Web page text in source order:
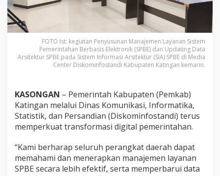
FOTO Ist: kegiatan Penyusunan Manajemen Layanan Sistem
Pemerintahan Berbasis Elektronik (SPBE) dan Updating Data
Arsitektur SPBE pada Sistem Informasi Arsitektur (SIA) SPBE di Media
Center Diskominfostandi Kabupaten Katingan kemarin.
KASONGAN – Pemerintah Kabupaten (Pemkab)
Katingan melalui Dinas Komunikasi, Informatika,
Statistik, dan Persandian (Diskominfostandi) terus
memperkuat transformasi digital pemerintahan.
“Kami berharap seluruh perangkat daerah dapat
memahami dan menerapkan manajemen layanan
SPBE secara lebih efektif, serta memperbarui data